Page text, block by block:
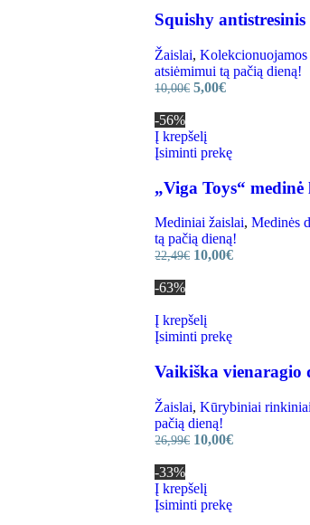
Squishy
Žaislai, Kolekcionuojamos
atsiėmimui tą pačią dieną!
10,00€ 5,00€
-56%
Į krepšelį
Įsiminti prekę
„Viga Toys“ medinė
Mediniai žaislai, Medinės
tą pačią dieną!
22,49€ 10,00€
-63%
Į krepšelį
Įsiminti prekę
Vaikiška vienaragio
Žaislai, Kūrybiniai rinkiniai
pačią dieną!
26,99€ 10,00€
-33%
Į krepšelį
Įsiminti prekę